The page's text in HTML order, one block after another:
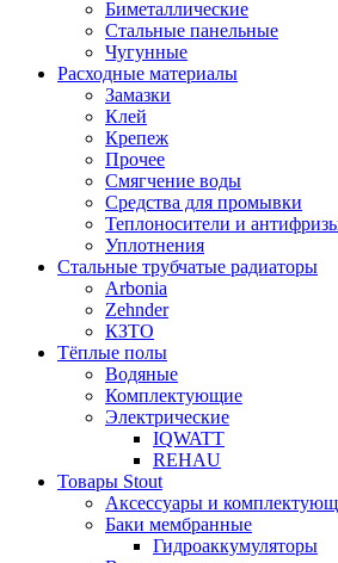
Биметаллические
Стальные панельные
Чугунные
Расходные материалы
Замазки
Клей
Крепеж
Прочее
Смягчение воды
Средства для промывки
Теплоносители и
Уплотнения
Стальные трубчатые радиаторы
Arbonia
Zehnder
КЗТО
Тёплые полы
Водяные
Комплектующие
Электрические
IQWATT
REHAU
Товары Stout
Аксессуары и
Баки мембранные
Гидроаккумуляторы